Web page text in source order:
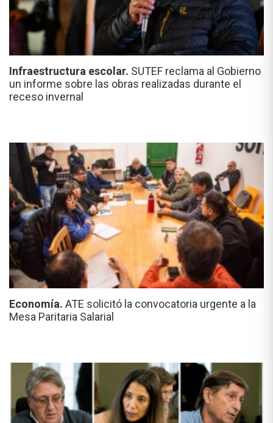
Infraestructura escolar. SUTEF reclama al Gobierno
un informe sobre las obras realizadas durante el
receso invernal
Economía. ATE solicitó la convocatoria urgente a la
Mesa Paritaria Salarial